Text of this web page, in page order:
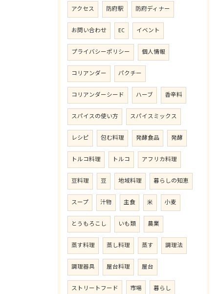
アクセス 防府駅 防府ディナー
お問い合わせ EC イベント
プライバシーポリシー 個人情報
コリアンダー パクチー
コリアンダーシード ハーブ 香辛料
スパイスの使い方 スパイスミックス
レシピ 包む料理 発酵食品 発酵
トルコ料理 トルコ アフリカ料理
豆料理 豆 地域料理 暮らしの知恵
スープ 汁物 主食 米 小麦
とうもろこし いも類 農業
蒸す料理 蒸し料理 蒸す 調理法
調理器具 屋台料理 屋台
ストリートフード 市場 暮らし